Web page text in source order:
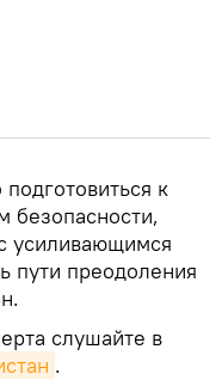
к
безопасности,
усиливающимся
пути преодоления
слушайте в
.